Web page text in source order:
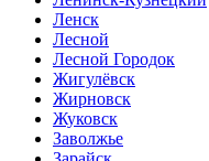
Ленск
Лесной
Лесной Городок
Жигулёвск
Жирновск
Жуковск
Заволжье